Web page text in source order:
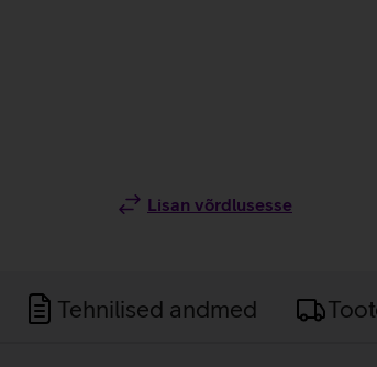
Lisan võrdlusesse
Tehnilised andmed